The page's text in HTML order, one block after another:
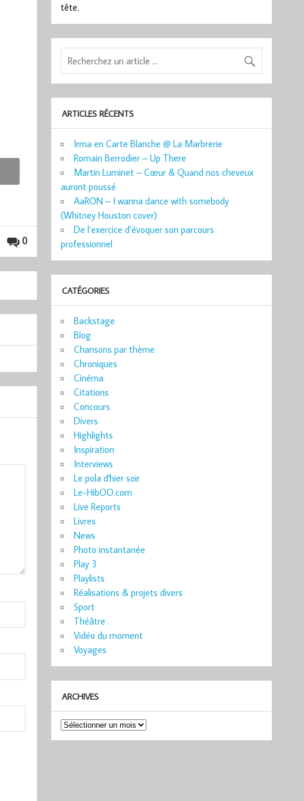
0
tête.
ARTICLES RÉCENTS
Irma en Carte Blanche @ La Marbrerie
Romain Berrodier – Up There
Martin Luminet – Cœur & Quand nos cheveux
auront poussé
AaRON – I wanna dance with somebody
(Whitney Houston cover)
De l’exercice d’évoquer son parcours
professionnel
CATÉGORIES
Backstage
Blog
Chansons par thème
Chroniques
Cinéma
Citations
Concours
Divers
Highlights
Inspiration
Interviews
Le pola d'hier soir
Le-HibOO.com
Live Reports
Livres
News
Photo instantanée
Play 3
Playlists
Réalisations & projets divers
Sport
Théâtre
Vidéo du moment
Voyages
ARCHIVES
Archives